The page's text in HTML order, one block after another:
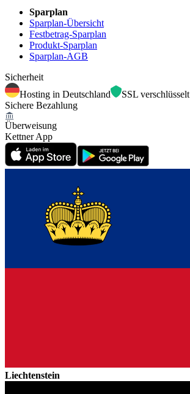
Sparplan
Sparplan-Übersicht
Festbetrag-Sparplan
Produkt-Sparplan
Sparplan-AGB
Sicherheit
Hosting in Deutschland
SSL verschlüsselt
Sichere Bezahlung
Überweisung
Kettner App
Liechtenstein